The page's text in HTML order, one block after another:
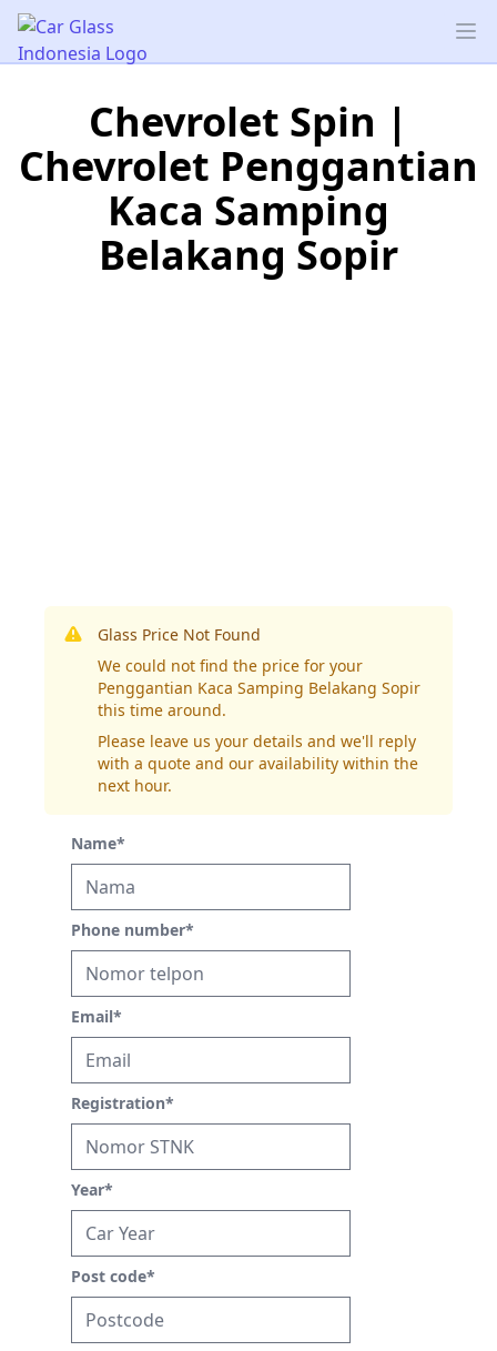
Car Glass Indonesia
Chevrolet Spin |
Chevrolet Penggantian
Kaca Samping
Belakang Sopir
Glass Price Not Found
We could not find the price for your
Penggantian Kaca Samping Belakang Sopir
this time around.
Please leave us your details and we'll reply
with a quote and our availability within the
next hour.
Name*
Phone number*
Email*
Registration*
Year*
Post code*